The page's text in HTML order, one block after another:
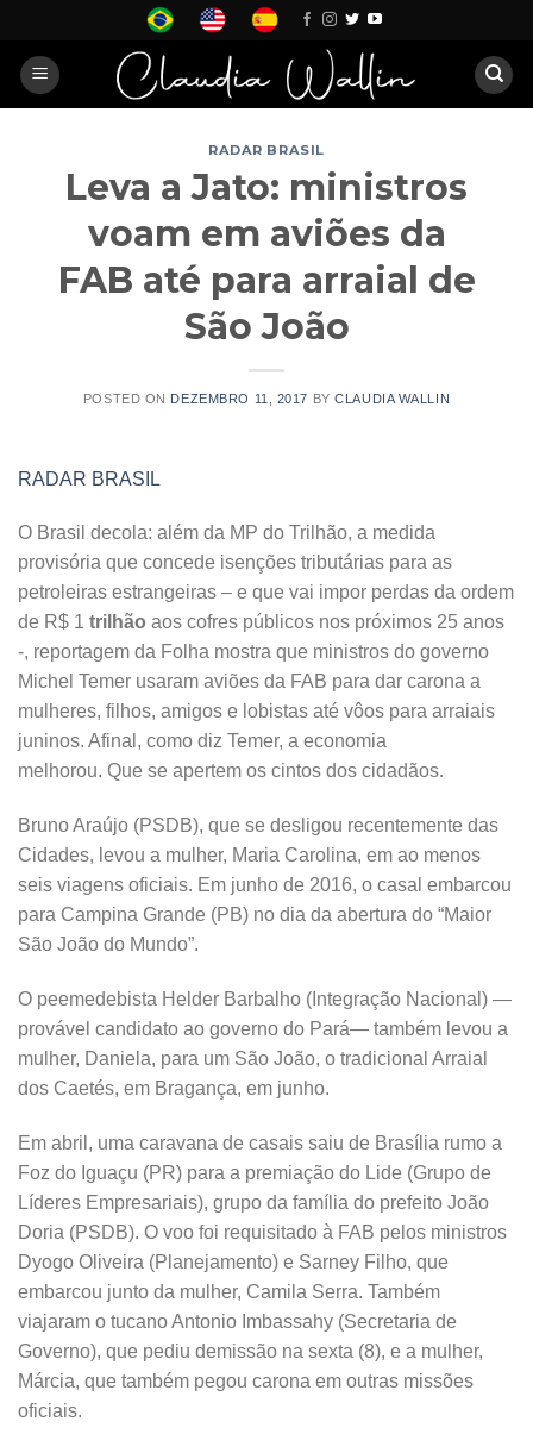
content
RADAR BRASIL
Leva a Jato: ministros
voam em aviões da
FAB até para arraial de
São João
POSTED ON DEZEMBRO 11, 2017 BYCLAUDIA WALLIN
RADAR BRASIL
O Brasil decola: além da MP do Trilhão, a medida
provisória que concede isenções tributárias para as
petroleiras estrangeiras – e que vai impor perdas da ordem
de R$ 1 trilhão aos cofres públicos nos próximos 25 anos
-, reportagem da Folha mostra que ministros do governo
Michel Temer usaram aviões da FAB para dar carona a
mulheres, filhos, amigos e lobistas até vôos para arraiais
juninos. Afinal, como diz Temer, a economia
melhorou. Que se apertem os cintos dos cidadãos.
Bruno Araújo (PSDB), que se desligou recentemente das
Cidades, levou a mulher, Maria Carolina, em ao menos
seis viagens oficiais. Em junho de 2016, o casal embarcou
para Campina Grande (PB) no dia da abertura do “Maior
São João do Mundo”.
O peemedebista Helder Barbalho (Integração Nacional) —
provável candidato ao governo do Pará— também levou a
mulher, Daniela, para um São João, o tradicional Arraial
dos Caetés, em Bragança, em junho.
Em abril, uma caravana de casais saiu de Brasília rumo a
Foz do Iguaçu (PR) para a premiação do Lide (Grupo de
Líderes Empresariais), grupo da família do prefeito João
Doria (PSDB). O voo foi requisitado à FAB pelos ministros
Dyogo Oliveira (Planejamento) e Sarney Filho, que
embarcou junto da mulher, Camila Serra. Também
viajaram o tucano Antonio Imbassahy (Secretaria de
Governo), que pediu demissão na sexta (8), e a mulher,
Márcia, que também pegou carona em outras missões
oficiais.